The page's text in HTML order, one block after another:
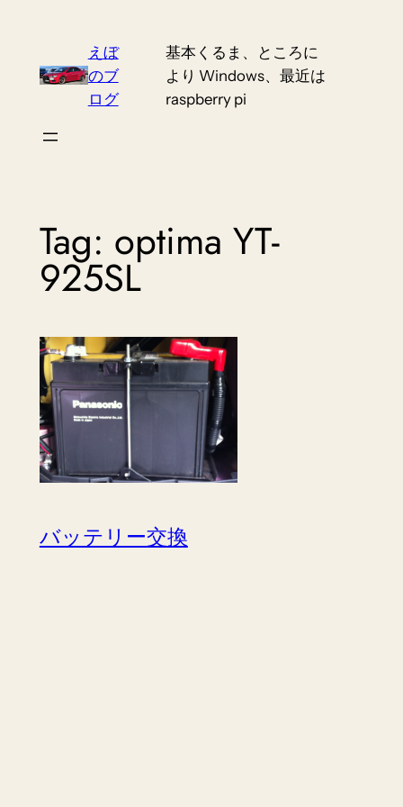
content
えぼ
のブ
ログ
基本くるま、ところに
より Windows、最近は
raspberry pi
Tag: optima YT-
925SL
バッテリー交換